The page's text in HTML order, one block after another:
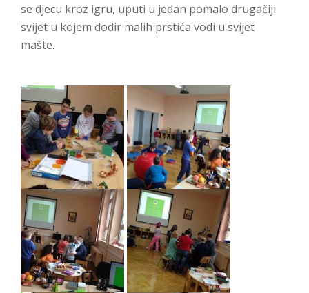
se djecu kroz igru, uputi u jedan pomalo drugačiji
svijet u kojem dodir malih prstića vodi u svijet
mašte.